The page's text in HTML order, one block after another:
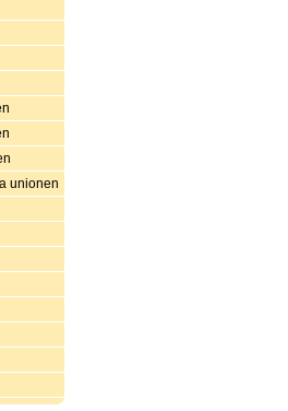
unionen